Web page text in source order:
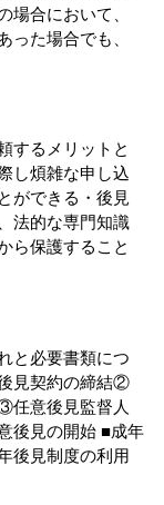
場合において、
った場合でも、
するメリットと
し煩雑な申し込
ができる・後見
法的な専門知識
ら保護すること
と必要書類につ
見契約の締結②
任意後見監督人
後見の開始 ■成年
後見制度の利用